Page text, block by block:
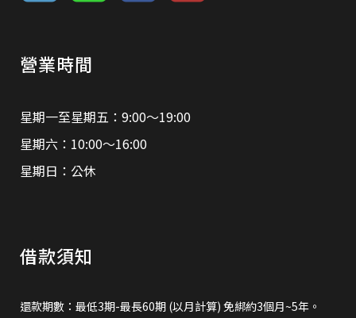
營業時間
星期一至星期五：9:00～19:00
星期六：10:00～16:00
星期日：公休
借款須知
還款期數：最低3期-最長60期 (以月計算) 免綁約3個月~5年。